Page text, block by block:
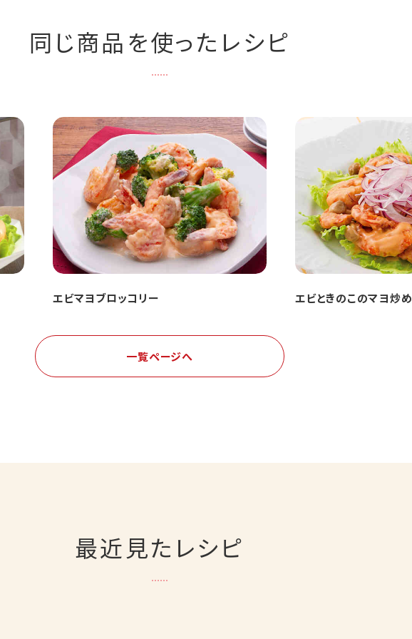
同じ商品を使ったレシピ
エビマヨブロッコリー エビときのこのマヨ炒め
一覧ページへ
最近見たレシピ